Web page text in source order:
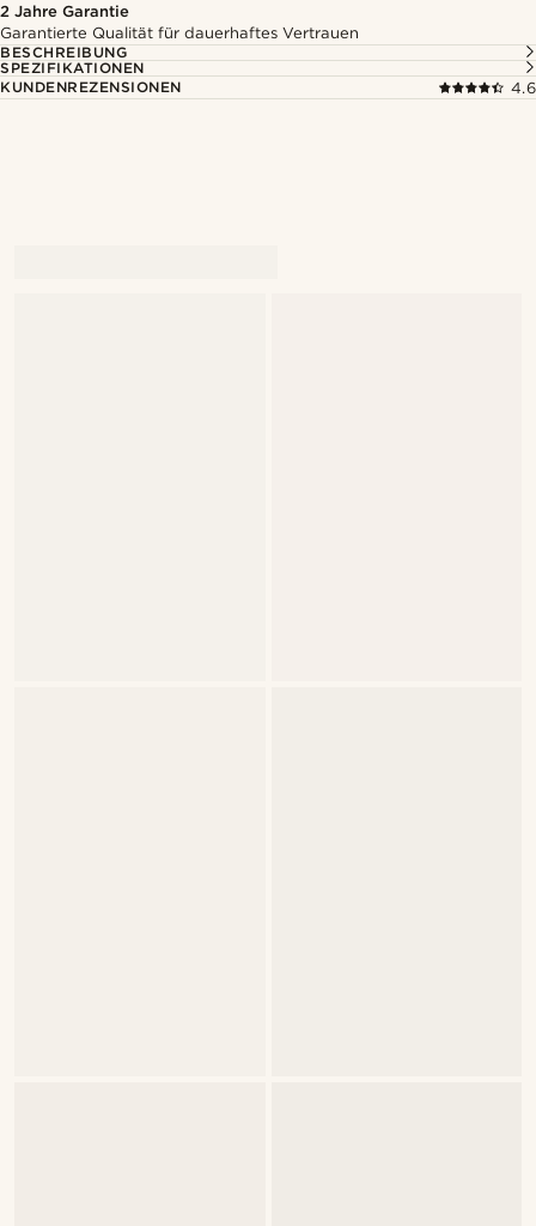
2 Jahre Garantie
Garantierte Qualität für dauerhaftes Vertrauen
BESCHREIBUNG
SPEZIFIKATIONEN
KUNDENREZENSIONEN
4.6